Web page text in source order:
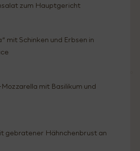
zum Hauptgericht
mit Schinken und Erbsen in
mit Basilikum und
gebratener Hähnchenbrust an